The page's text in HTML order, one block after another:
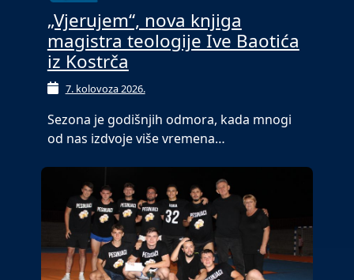
„Vjerujem“, nova knjiga
magistra teologije Ive Baotića
iz Kostrča
7. kolovoza 2026.
Sezona je godišnjih odmora, kada mnogi
od nas izdvoje više vremena…